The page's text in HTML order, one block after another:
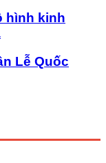
hình kinh
Lễ Quốc